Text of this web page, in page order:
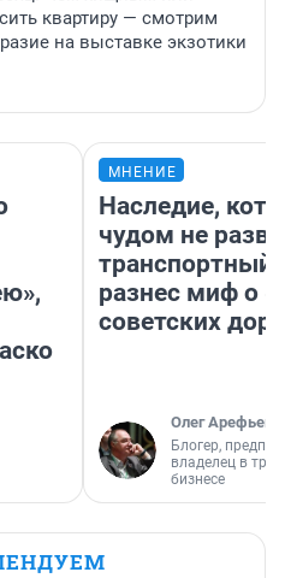
квартиру — смотрим
на выставке экзотики
МНЕНИЕ
Наследие,
чудом не
транспортный
разнес миф о
советских
Олег Арефьев
Блогер,
владелец в
бизнесе